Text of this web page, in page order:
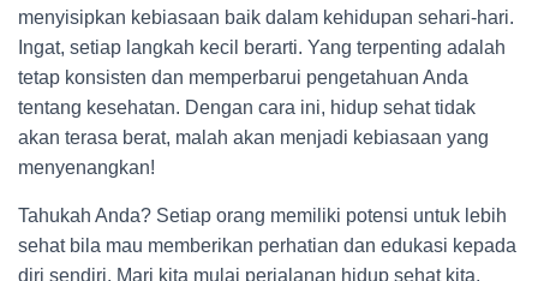
menyisipkan kebiasaan baik dalam kehidupan sehari-hari.
Ingat, setiap langkah kecil berarti. Yang terpenting adalah
tetap konsisten dan memperbarui pengetahuan Anda
tentang kesehatan. Dengan cara ini, hidup sehat tidak
akan terasa berat, malah akan menjadi kebiasaan yang
menyenangkan!
Tahukah Anda? Setiap orang memiliki potensi untuk lebih
sehat bila mau memberikan perhatian dan edukasi kepada
diri sendiri. Mari kita mulai perjalanan hidup sehat kita,